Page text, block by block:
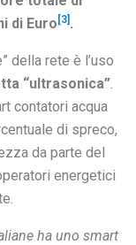
di Euro [3] .
della rete è l’uso
“ultrasonica”.
contatori acqua
di spreco,
da parte del
energetici
ha uno smart